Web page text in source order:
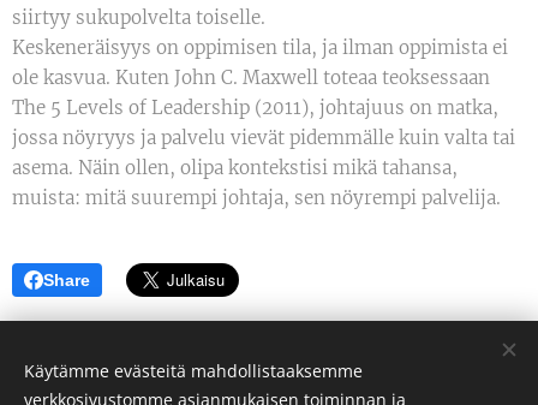
siirtyy sukupolvelta toiselle.
Keskeneräisyys on oppimisen tila, ja ilman oppimista ei
ole kasvua. Kuten John C. Maxwell toteaa teoksessaan
The 5 Levels of Leadership (2011), johtajuus on matka,
jossa nöyryys ja palvelu vievät pidemmälle kuin valta tai
asema. Näin ollen, olipa kontekstisi mikä tahansa,
muista: mitä suurempi johtaja, sen nöyrempi palvelija.
Share
Käytämme evästeitä mahdollistaaksemme
verkkosivustomme asianmukaisen toiminnan ja